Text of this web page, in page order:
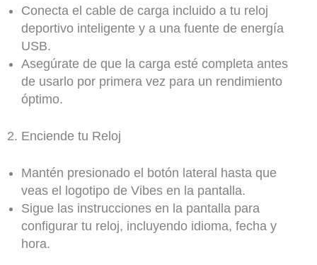
Conecta el cable de carga incluido a tu reloj
deportivo inteligente y a una fuente de energía
USB.
Asegúrate de que la carga esté completa antes
de usarlo por primera vez para un rendimiento
óptimo.
2. Enciende tu Reloj
Mantén presionado el botón lateral hasta que
veas el logotipo de Vibes en la pantalla.
Sigue las instrucciones en la pantalla para
configurar tu reloj, incluyendo idioma, fecha y
hora.